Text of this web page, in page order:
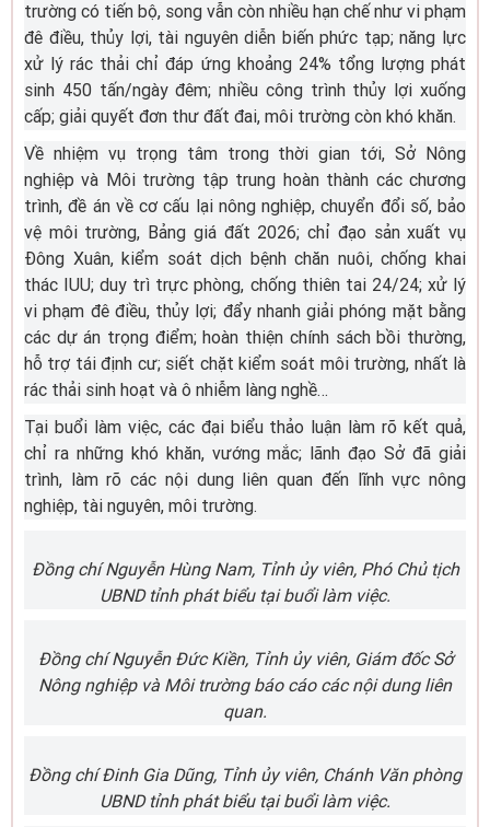
trường có tiến bộ, song vẫn còn nhiều hạn chế như vi phạm
đê điều, thủy lợi, tài nguyên diễn biến phức tạp; năng lực
xử lý rác thải chỉ đáp ứng khoảng 24% tổng lượng phát
sinh 450 tấn/ngày đêm; nhiều công trình thủy lợi xuống
cấp; giải quyết đơn thư đất đai, môi trường còn khó khăn.
Về nhiệm vụ trọng tâm trong thời gian tới, Sở Nông
nghiệp và Môi trường tập trung hoàn thành các chương
trình, đề án về cơ cấu lại nông nghiệp, chuyển đổi số, bảo
vệ môi trường, Bảng giá đất 2026; chỉ đạo sản xuất vụ
Đông Xuân, kiểm soát dịch bệnh chăn nuôi, chống khai
thác IUU; duy trì trực phòng, chống thiên tai 24/24; xử lý
vi phạm đê điều, thủy lợi; đẩy nhanh giải phóng mặt bằng
các dự án trọng điểm; hoàn thiện chính sách bồi thường,
hỗ trợ tái định cư; siết chặt kiểm soát môi trường, nhất là
rác thải sinh hoạt và ô nhiễm làng nghề…
Tại buổi làm việc, các đại biểu thảo luận làm rõ kết quả,
chỉ ra những khó khăn, vướng mắc; lãnh đạo Sở đã giải
trình, làm rõ các nội dung liên quan đến lĩnh vực nông
nghiệp, tài nguyên, môi trường.
Đồng chí Nguyễn Hùng Nam, Tỉnh ủy viên, Phó Chủ tịch
UBND tỉnh phát biểu tại buổi làm việc.
Đồng chí Nguyễn Đức Kiền, Tỉnh ủy viên, Giám đốc Sở
Nông nghiệp và Môi trường báo cáo các nội dung liên
quan.
Đồng chí Đinh Gia Dũng, Tỉnh ủy viên, Chánh Văn phòng
UBND tỉnh phát biểu tại buổi làm việc.